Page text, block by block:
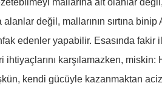
mallarına ait olanlar değil,
alanlar değil, mallarının sırtına
edenler yapabilir. Esasında fakir
ihtiyaçlarını karşılamazken,
kendi gücüyle kazanmaktan